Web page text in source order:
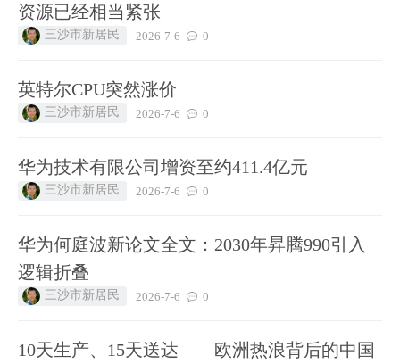
资源已经相当紧张
三沙市新居民 2026-7-6 0
英特尔CPU突然涨价
三沙市新居民 2026-7-6 0
华为技术有限公司增资至约411.4亿元
三沙市新居民 2026-7-6 0
华为何庭波新论文全文：2030年昇腾990引入
逻辑折叠
三沙市新居民 2026-7-6 0
10天生产、15天送达——欧洲热浪背后的中国